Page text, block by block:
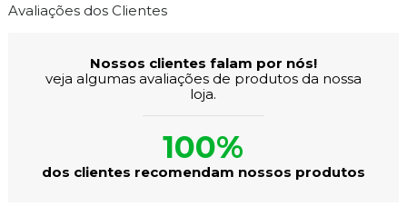
Avaliações dos Clientes
Nossos clientes falam por nós!
veja algumas avaliações de produtos da nossa
loja.
100%
dos clientes recomendam nossos produtos